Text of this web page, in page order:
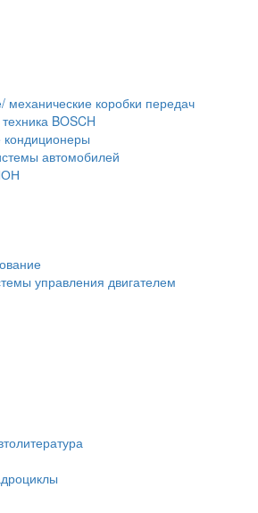
механические коробки передач
BOSCH
автомобилей
управления двигателем